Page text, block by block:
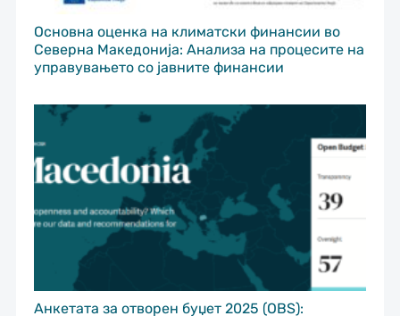
Основна оценка на климатски финансии во
Северна Македонија: Анализа на процесите на
управувањето со јавните финансии
Анкетата за отворен буџет 2025 (OBS):